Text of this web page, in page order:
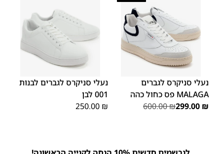
נעלי סניקרס לגברים
MALAGA פס כחול כהה
600.00₪299.00 ₪
40
41
42
43
נעלי סניקרס לגברים לבנות
001 לבן
250.00 ₪